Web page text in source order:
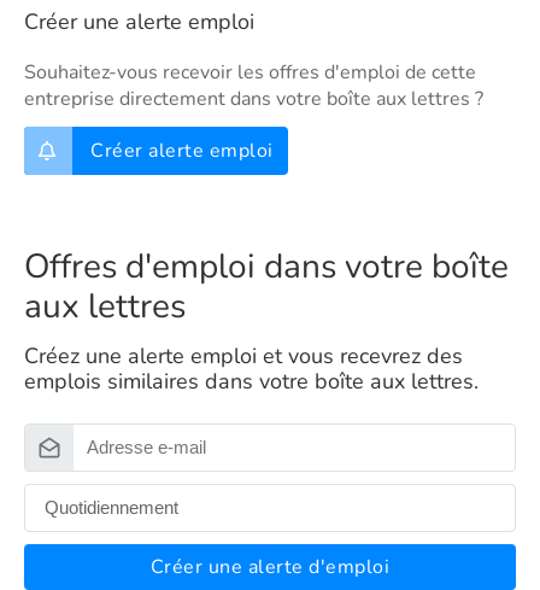
Créer une alerte emploi
Souhaitez-vous recevoir les offres d'emploi de cette
entreprise directement dans votre boîte aux lettres ?
Créer alerte emploi
Offres d'emploi dans votre boîte
aux lettres
Créez une alerte emploi et vous recevrez des
emplois similaires dans votre boîte aux lettres.
Créer une alerte d'emploi